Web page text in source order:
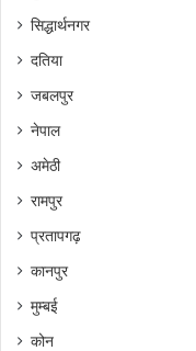
सिद्धार्थनगर
दतिया
जबलपुर
नेपाल
अमेठी
रामपुर
प्रतापगढ़
कानपुर
मुम्बई
कोन